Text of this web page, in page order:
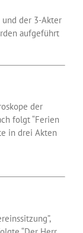
und der 3-Akter
aufgeführt
der
folgt “Ferien
in drei Akten